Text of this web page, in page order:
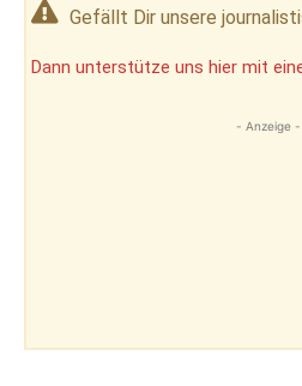
Gefällt Dir unsere
Dann unterstütze uns hier mit
- Anzeige -